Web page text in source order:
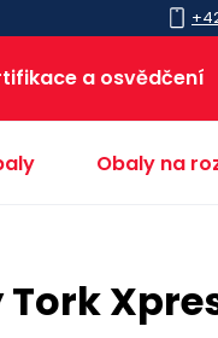
a osvědčení
Obaly na